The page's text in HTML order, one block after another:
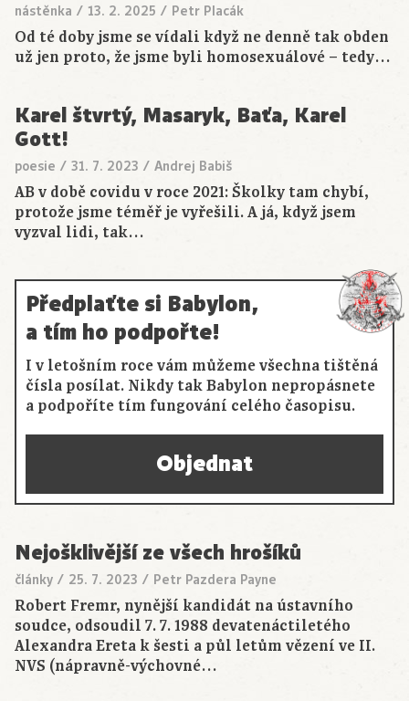
nástěnka / 13. 2. 2025 / Petr Placák
Od té doby jsme se vídali když ne denně tak obden
už jen proto, že jsme byli homosexuálové – tedy…
Karel štvrtý, Masaryk, Baťa, Karel
Gott!
poesie / 31. 7. 2023 / Andrej Babiš
AB v době covidu v roce 2021: Školky tam chybí,
protože jsme téměř je vyřešili. A já, když jsem
vyzval lidi, tak…
Předplaťte si Babylon,
a tím ho podpořte!
I v letošním roce vám můžeme všechna tištěná
čísla posílat. Nikdy tak Babylon nepropásnete
a podpoříte tím fungování celého časopisu.
Objednat
Nejošklivější ze všech hrošíků
články / 25. 7. 2023 / Petr Pazdera Payne
Robert Fremr, nynější kandidát na ústavního
soudce, odsoudil 7. 7. 1988 devatenáctiletého
Alexandra Ereta k šesti a půl letům vězení ve II.
NVS (nápravně-výchovné…